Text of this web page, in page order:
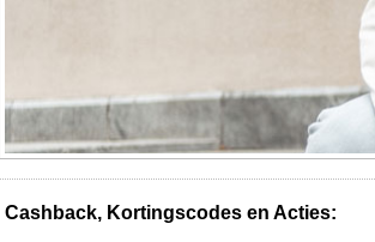
Cashback, Kortingscodes en Acties: